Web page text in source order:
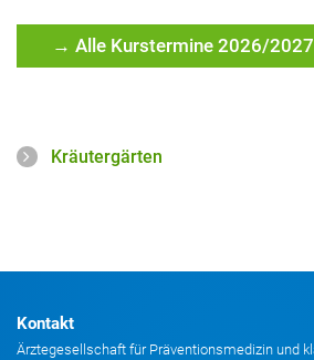
→ Alle Kurstermine 2026/2027
Kräutergärten
Kontakt
Ärztegesellschaft für Präventionsmedizin und